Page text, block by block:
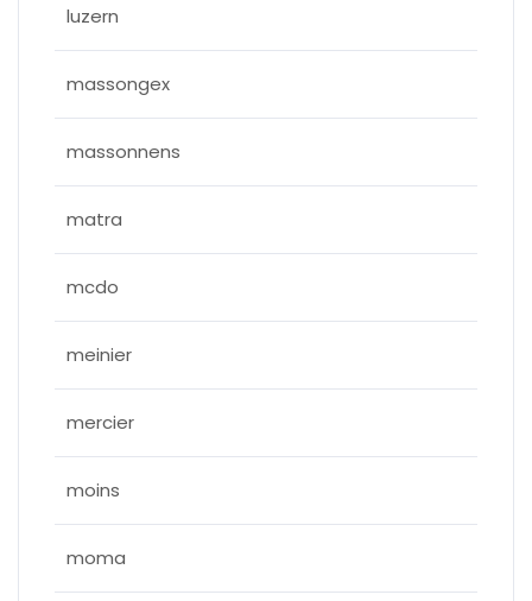
luzern
massongex
massonnens
matra
mcdo
meinier
mercier
moins
moma